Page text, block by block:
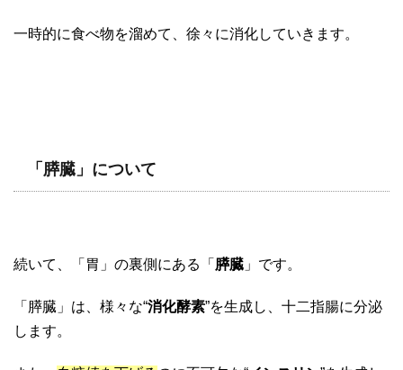
一時的に食べ物を溜めて、徐々に消化していきます。
「膵臓」について
続いて、「胃」の裏側にある「 膵臓 」です。
「膵臓」は、様々な“消化酵素”を生成し、十二指腸に分泌
します。